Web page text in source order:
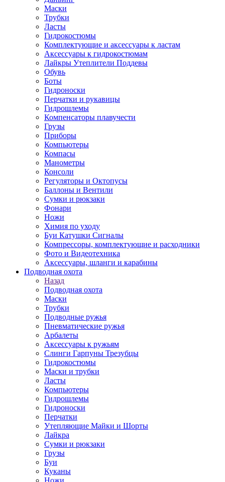
Маски
Трубки
Ласты
Гидрокостюмы
Комплектующие и аксессуары к ластам
Аксессуары к гидрокостюмам
Лайкры Утеплители Поддевы
Обувь
Боты
Гидроноски
Перчатки и рукавицы
Гидрошлемы
Компенсаторы плавучести
Грузы
Приборы
Компьютеры
Компасы
Манометры
Консоли
Регуляторы и Октопусы
Баллоны и Вентили
Сумки и рюкзаки
Фонари
Ножи
Химия по уходу
Буи Катушки Сигналы
Компрессоры, комплектующие и расходники
Фото и Видеотехника
Аксессуары, шланги и карабины
Подводная охота
Назад
Подводная охота
Маски
Трубки
Подводные ружья
Пневматические ружья
Арбалеты
Аксессуары к ружьям
Слинги Гарпуны Трезубцы
Гидрокостюмы
Маски и трубки
Ласты
Компьютеры
Гидрошлемы
Гидроноски
Перчатки
Утепляющие Майки и Шорты
Лайкра
Сумки и рюкзаки
Грузы
Буи
Куканы
Ножи